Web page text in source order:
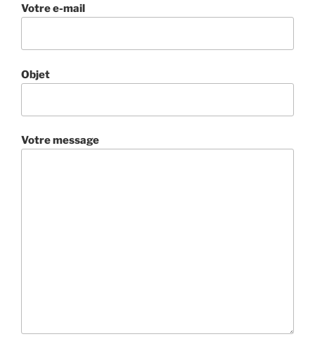
Votre e-mail
Objet
Votre message